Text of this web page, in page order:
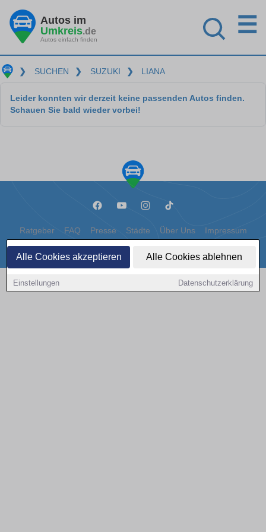
Alle Cookies akzeptieren Alle Cookies ablehnen
Einstellungen Datenschutzerklärung
Autos im
Umkreis.de
Autos einfach finden
☰
❯ SUCHEN ❯ SUZUKI ❯ LIANA
Leider konnten wir derzeit keine passenden Autos finden.
Schauen Sie bald wieder vorbei!
Ratgeber FAQ Presse Städte Über Uns Impressum
Datenschutz Cookies
Copyright © 2000 - 2026 | 1A Infosysteme GmbH | Content by: 1a-sites-autos